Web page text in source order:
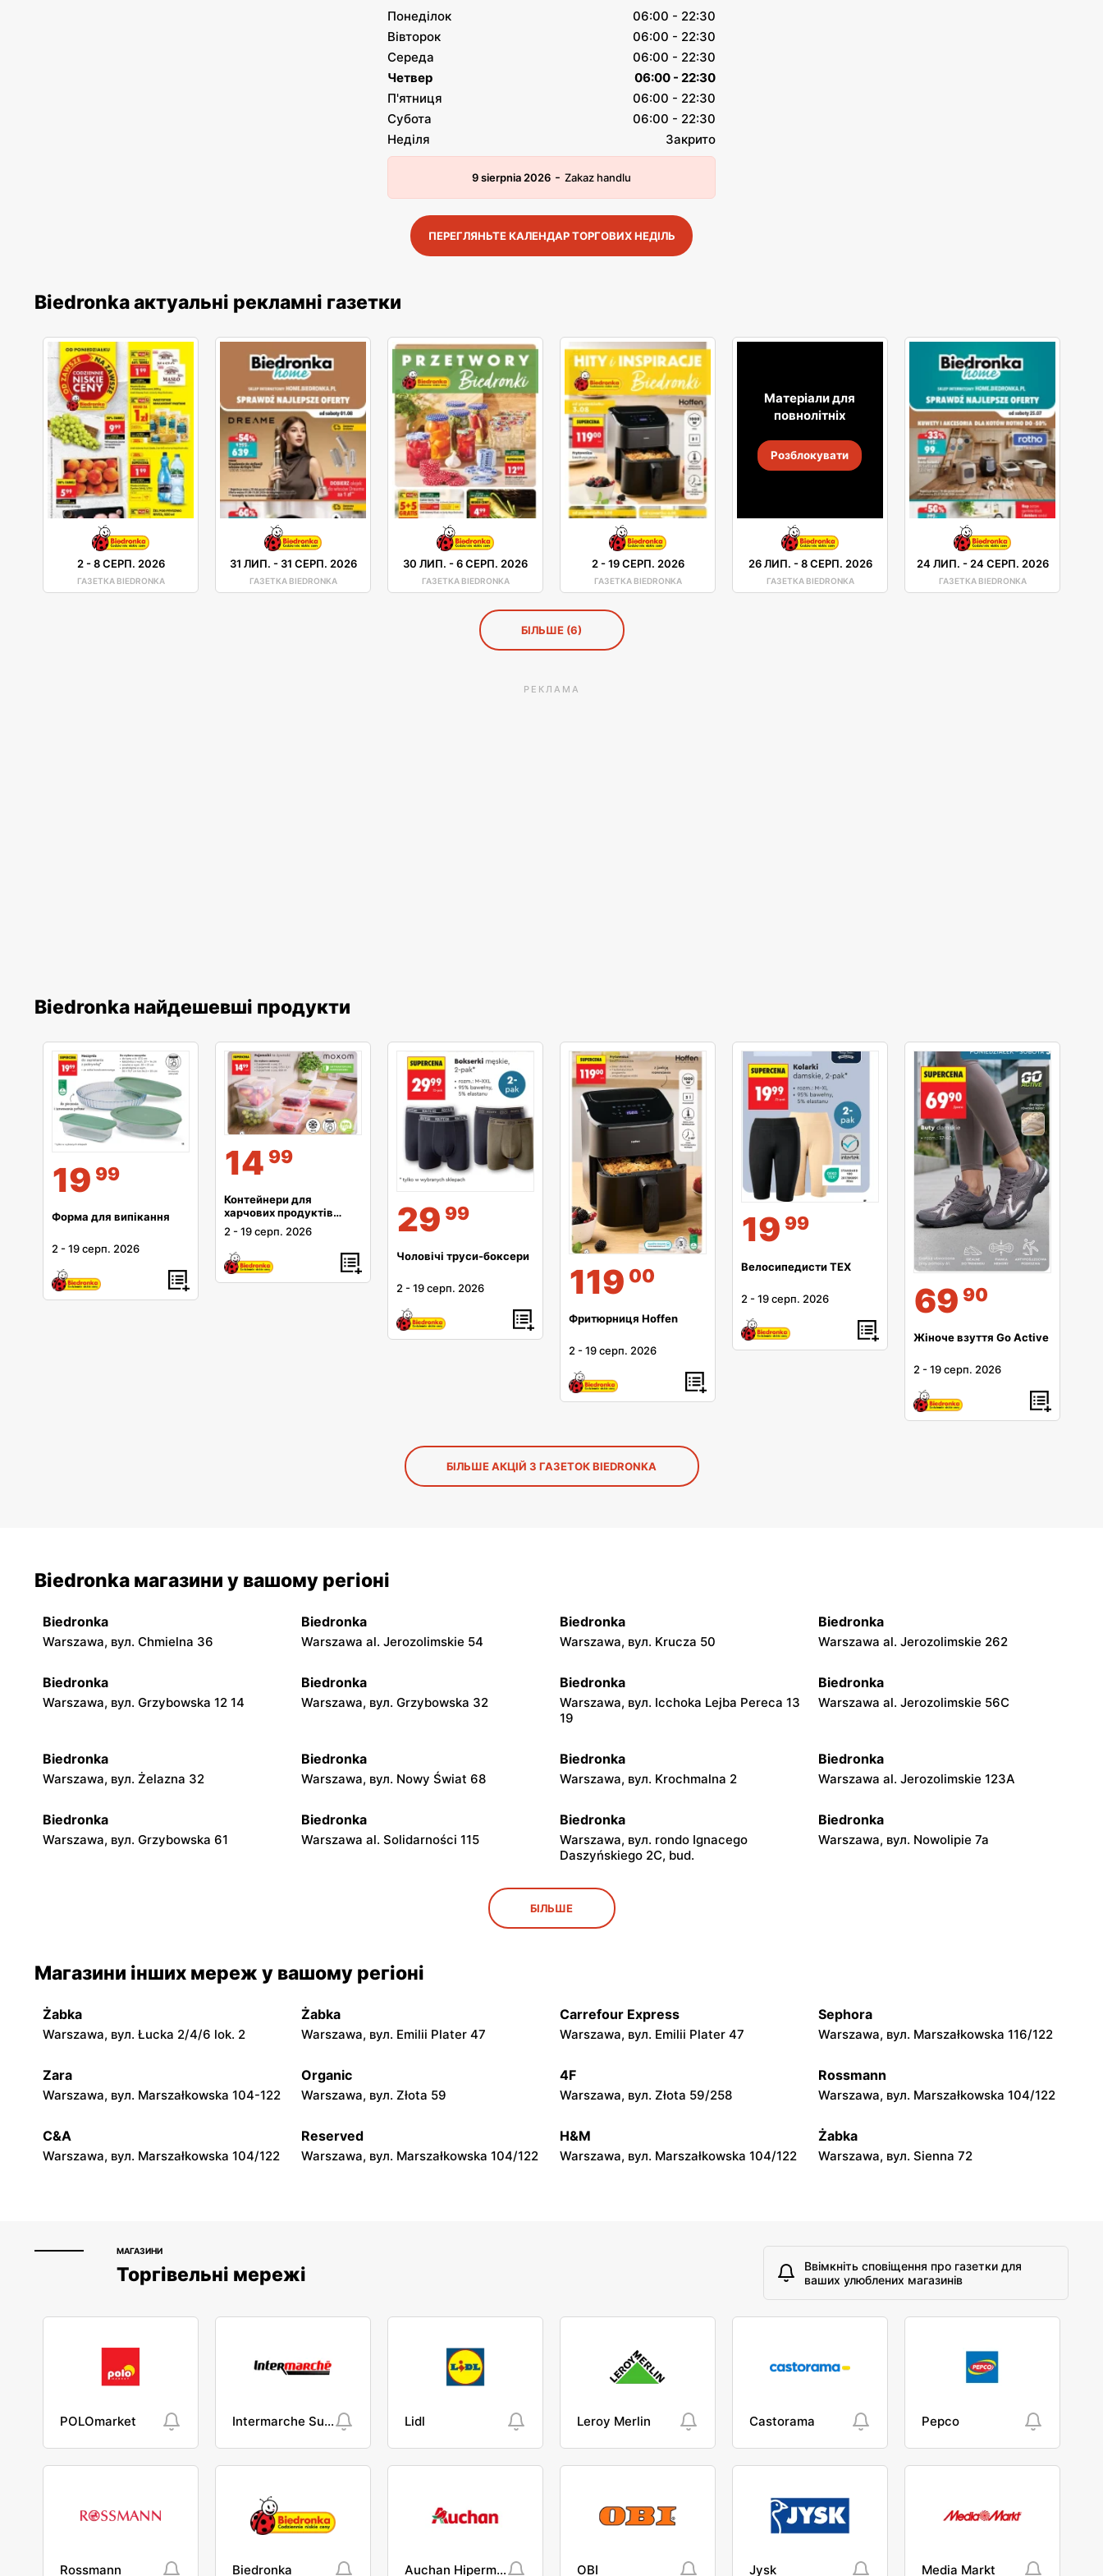
Понеділок
06:00 - 22:30
Вівторок
06:00 - 22:30
Середа
06:00 - 22:30
Четвер
06:00 - 22:30
П'ятниця
06:00 - 22:30
Субота
06:00 - 22:30
Неділя
Закрито
9 sierpnia 2026 - Zakaz handlu
ПЕРЕГЛЯНЬТЕ КАЛЕНДАР ТОРГОВИХ НЕДІЛЬ
Biedronka актуальні рекламні газетки
2-8 СЕРП. 2026
ГАЗЕТКА BIEDRONKA
31 ЛИП. - 31 СЕРП. 2026
ГАЗЕТКА BIEDRONKA
30 ЛИП. -6 СЕРП. 2026
ГАЗЕТКА BIEDRONKA
2-19 СЕРП. 2026
ГАЗЕТКА BIEDRONKA
Матеріали для
повнолітніх
Розблокувати
26 ЛИП. -8 СЕРП. 2026
ГАЗЕТКА BIEDRONKA
24 ЛИП. - 24 СЕРП. 2026
ГАЗЕТКА BIEDRONKA
БІЛЬШЕ (6)
РЕКЛАМА
Biedronka найдешевші продукти
19 99
Форма для випікання
2 -19 серп. 2026
14 99
Контейнери для
харчових продуктів
Moxom
2 -19 серп. 2026 29 99
Чоловічі труси-боксери
2 -19 серп. 2026 119 00
Фритюрниця Hoffen
2 -19 серп. 2026
19 99
Велосипедисти TEX
2 -19 серп. 2026 69 90
Жіноче взуття Go Active
2 -19 серп. 2026
БІЛЬШЕ АКЦІЙ З ГАЗЕТОК BIEDRONKA
Biedronka магазини у вашому регіоні
Biedronka
Warszawa, вул. Chmielna 36
Biedronka
Warszawa al. Jerozolimskie 54
Biedronka
Warszawa, вул. Krucza 50
Biedronka
Warszawa al. Jerozolimskie 262
Biedronka
Warszawa, вул. Grzybowska 12 14
Biedronka
Warszawa, вул. Grzybowska 32
Biedronka
Warszawa, вул. Icchoka Lejba Pereca 13
19
Biedronka
Warszawa al. Jerozolimskie 56C
Biedronka
Warszawa, вул. Żelazna 32
Biedronka
Warszawa, вул. Nowy Świat 68
Biedronka
Warszawa, вул. Krochmalna 2
Biedronka
Warszawa al. Jerozolimskie 123A
Biedronka
Warszawa, вул. Grzybowska 61
Biedronka
Warszawa al. Solidarności 115
Biedronka
Warszawa, вул. rondo Ignacego
Daszyńskiego 2C, bud.
Biedronka
Warszawa, вул. Nowolipie 7a
Warszawa al. Solidarności 86 88
Biedronka
Warszawa, вул. Dobra 42
Biedronka Biedronka
Niemcewicza 26
Warszawa, вул. Leszno 15 Warszawa, вул. Stanisława Dubois 5A Warszawa, вул. Puławska 111b Warszawa, вул. Dzika 4
Warszawa, вул. Obozowa 16 Warszawa, вул. Targowa 24 Warszawa, вул. Sokołowska 11
Warszawa, вул. plac Gen. Józefa Hallera
6
БІЛЬШЕ
Магазини інших мереж у вашому регіоні
Żabka
Warszawa, вул. Łucka 2/4/6 lok. 2
Żabka
Warszawa, вул. Emilii Plater 47
Carrefour Express
Warszawa, вул. Emilii Plater 47
Sephora
Warszawa, вул. Marszałkowska 116/122
Zara
Warszawa, вул. Marszałkowska 104-122
Organic
Warszawa, вул. Złota 59
4F
Warszawa, вул. Złota 59/258
Rossmann
Warszawa, вул. Marszałkowska 104/122
C&A
Warszawa, вул. Marszałkowska 104/122
Reserved
Warszawa, вул. Marszałkowska 104/122
H&M
Warszawa, вул. Marszałkowska 104/122
Żabka
Warszawa, вул. Sienna 72
МАГАЗИНИ
Торгівельні мережі
Ввімкніть сповіщення про газетки для
ваших улюблених магазинів
POLOmarket Intermarche Super Lidl Leroy Merlin Castorama Pepco
Rossmann Biedronka Auchan Hipermarket OBI Jysk Media Markt